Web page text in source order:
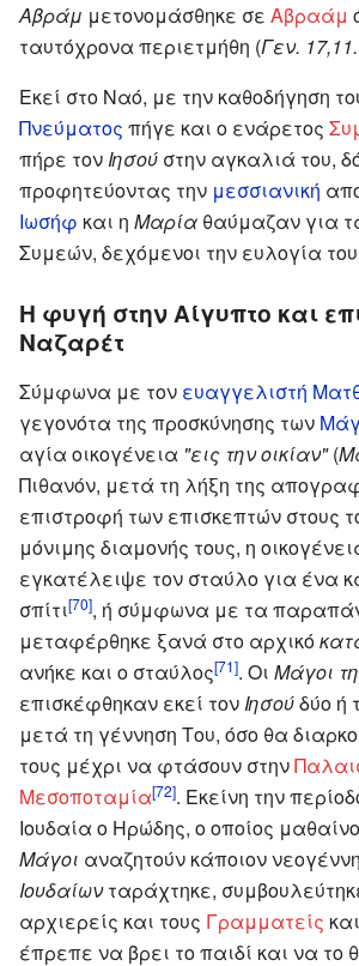
Αβράμ μετονομάσθηκε σε Αβραάμ
ταυτόχρονα περιετμήθη (Γεν.
Εκεί στο Ναό, με την καθοδήγηση
Πνεύματος πήγε και ο ενάρετος
πήρε τον Ιησού στην αγκαλιά του,
προφητεύοντας την μεσσιανική
Ιωσήφ και η Μαρία θαύμαζαν για
Συμεών, δεχόμενοι την ευλογία
Η φυγή στην Αίγυπτο και
Ναζαρέτ
Σύμφωνα με τον ευαγγελιστή
γεγονότα της προσκύνησης των
αγία οικογένεια "εις την οικίαν"(
Πιθανόν, μετά τη λήξη της
επιστροφή των επισκεπτών στους
μόνιμης διαμονής τους, η
εγκατέλειψε τον σταύλο για ένα
σπίτι[70], ή σύμφωνα με τα
μεταφέρθηκε ξανά στο αρχικό
ανήκε και ο σταύλος[71]. Οι Μάγοι
επισκέφθηκαν εκεί τον Ιησούδύο ή
μετά τη γέννηση Του, όσο θα
τους μέχρι να φτάσουν στην
Μεσοποταμία[72]. Εκείνη την
Ιουδαία ο Ηρώδης, ο οποίος
Μάγοι αναζητούν κάποιον
Ιουδαίωνταράχτηκε,
αρχιερείς και τους Γραμματείς
έπρεπε να βρει το παιδί και να το